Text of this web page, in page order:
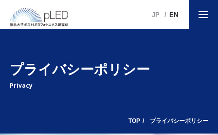
JP EN
プライバシーポリシー
Privacy
TOP プライバシーポリシー